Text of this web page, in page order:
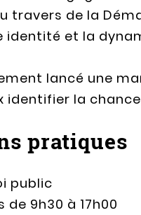
travers de la
identité et la
lancé une
identifier la
pratiques
public
9h30 à 17h00